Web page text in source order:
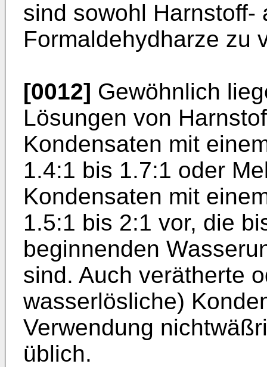
sind sowohl Harnstoff-
Formaldehydharze zu
[0012] Gewöhnlich
Lösungen von
Kondensaten mit
1.4:1 bis 1.7:1 oder
Kondensaten mit
1.5:1 bis 2:1 vor, die
beginnenden
sind. Auch verätherte
wasserlösliche)
Verwendung
üblich.